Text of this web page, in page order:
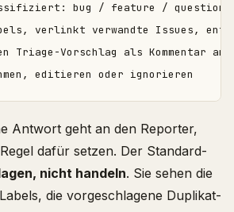
bug / feature / question
verlinkt verwandte Issues,
Triage-Vorschlag als Kommentar am
Antwort geht an den Reporter,
dafür setzen. Der Standard-
nicht handeln. Sie sehen die
die vorgeschlagene Duplikat-